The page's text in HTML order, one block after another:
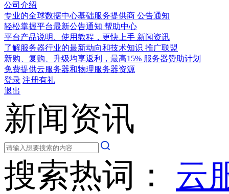
公司介绍
专业的全球数据中心基础服务提供商 公告通知
轻松掌握平台最新公告通知 帮助中心
平台产品说明、使用教程，更快上手 新闻资讯
了解服务器行业的最新动向和技术知识 推广联盟
新购、复购、升级均享返利，最高15% 服务器赞助计划
免费提供云服务器和物理服务器资源
登录 注册有礼
退出
新闻资讯
搜索热词： 云